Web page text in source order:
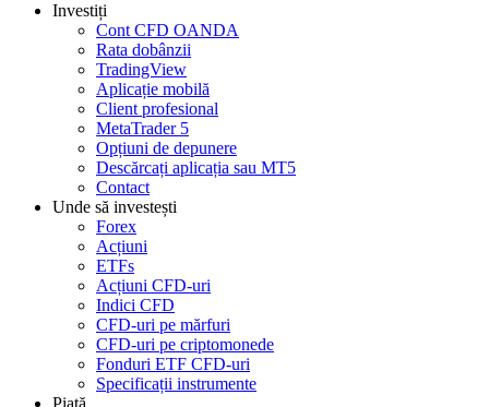
Investiți
Cont CFD OANDA
Rata dobânzii
TradingView
Aplicație mobilă
Client profesional
MetaTrader 5
Opțiuni de depunere
Descărcați aplicația sau MT5
Contact
Unde să investești
Forex
Acțiuni
ETFs
Acțiuni CFD-uri
Indici CFD
CFD-uri pe mărfuri
CFD-uri pe criptomonede
Fonduri ETF CFD-uri
Specificații instrumente